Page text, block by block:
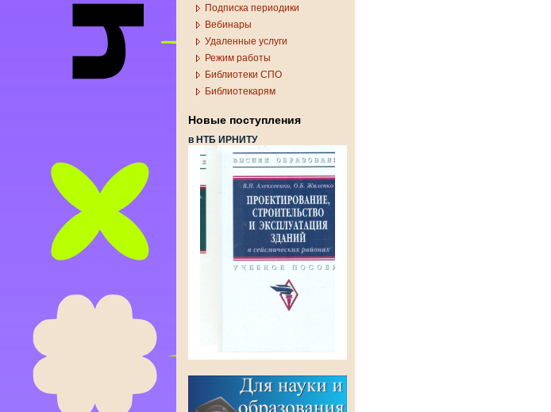
Подписка периодики
Вебинары
Удаленные услуги
Режим работы
Библиотеки СПО
Библиотекарям
Новые поступления
в НТБ ИРНИТУ